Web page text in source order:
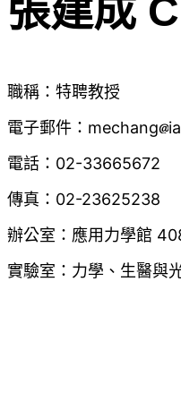
張建成
職稱：特聘教授
電子郵件：mechang
電話：02-33665672
傳真：02-23625238
辦公室：應用力學館
實驗室：力學、生醫與